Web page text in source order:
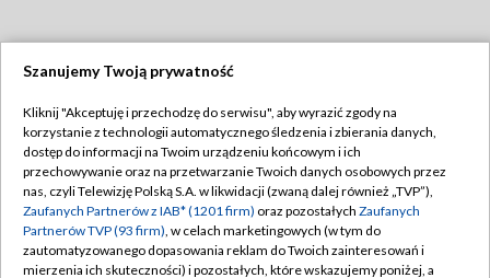
TVP
Abonament TVP
Emisja w TVP
Centrum informacji TVP
Regulamin TVP
Polityka prywatności
Moje zgody
Szanujemy Twoją prywatność
Kliknij "Akceptuję i przechodzę do serwisu", aby wyrazić zgody na
korzystanie z technologii automatycznego śledzenia i zbierania danych,
dostęp do informacji na Twoim urządzeniu końcowym i ich
przechowywanie oraz na przetwarzanie Twoich danych osobowych przez
nas, czyli Telewizję Polską S.A. w likwidacji (zwaną dalej również „TVP”),
Zaufanych Partnerów z IAB* (1201 firm) oraz pozostałych Zaufanych
Partnerów TVP (93 firm), w celach marketingowych (w tym do
zautomatyzowanego dopasowania reklam do Twoich zainteresowań i
mierzenia ich skuteczności) i pozostałych, które wskazujemy poniżej, a